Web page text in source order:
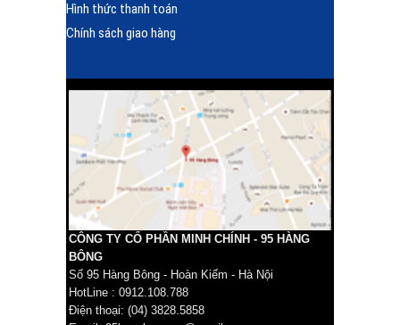
Hình thức thanh toán
Chính sách giao hàng
CÔNG TY CỔ PHẦN MINH CHÍNH - 95 HÀNG
BÔNG
Số 95 Hàng Bông - Hoàn Kiếm - Hà Nội
HotLine : 0912.108.788
Điện thoại: (04) 3828.5858